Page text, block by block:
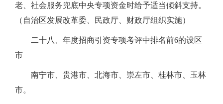
老、社会服务兜底中央专项资金时给予适当倾斜支持。
（自治区发展改革委、民政厅、财政厅组织实施）
二十八、年度招商引资专项考评中排名前6的设区
市
南宁市、贵港市、北海市、崇左市、桂林市、玉林
市。